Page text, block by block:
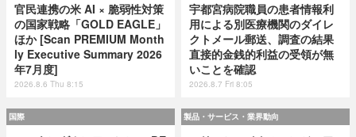
官民連携の米 AI × 脆弱性対策
の国家戦略「GOLD EAGLE」
ほか [Scan PREMIUM Month
ly Executive Summary 2026
年7月度]
2026.8.6 Thu 8:15
宇都宮病院職員の患者情報利
用による別医療機関のダイレ
クトメール郵送、調査の結果
直接的金銭的利益の受領が無
いことを確認
2026.8.7 Fri 8:05
国際 製品・サービス・業界動向